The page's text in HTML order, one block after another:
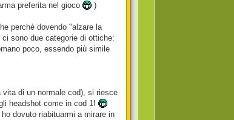
preferita nel gioco
)
perchè dovendo "alzare la
sono due categorie di ottiche:
poco, essendo più simile
di un normale cod), si riesce
headshot come in cod 1!
dovuto riabituarmi a mirare in